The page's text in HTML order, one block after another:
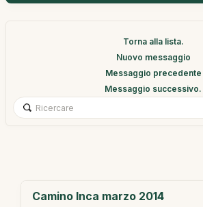
Torna alla lista.
Nuovo messaggio
Messaggio precedente
Messaggio successivo.
Camino Inca marzo 2014